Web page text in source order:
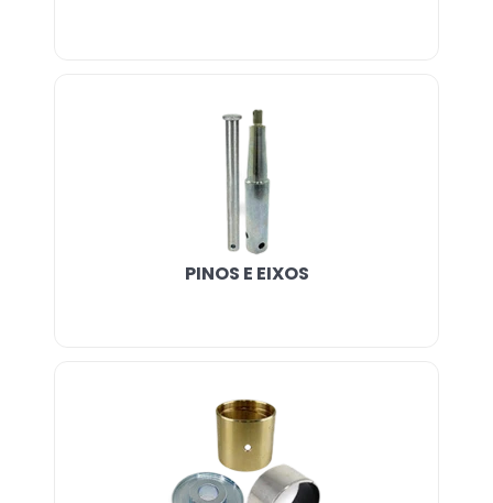
PINOS E EIXOS